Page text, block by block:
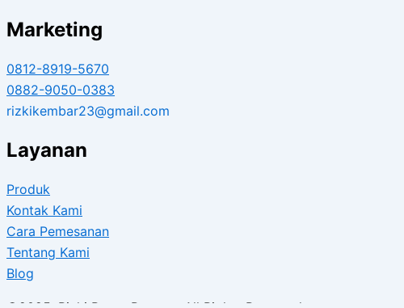
Marketing
0812-8919-5670
0882-9050-0383
rizkikembar23@gmail.com
Layanan
Produk
Kontak Kami
Cara Pemesanan
Tentang Kami
Blog